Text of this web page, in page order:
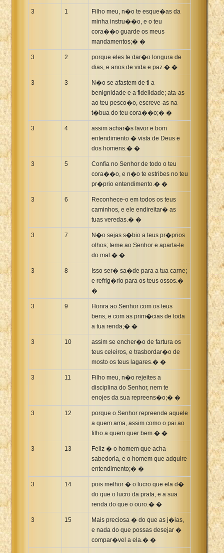
3 1
Filho meu, n�o te esque�as da
minha instru��o, e o teu
cora��o guarde os meus
mandamentos;� �
3 2
porque eles te dar�o longura de
dias, e anos de vida e paz.� �
3 3
N�o se afastem de ti a
benignidade e a fidelidade; ata-as
ao teu pesco�o, escreve-as na
t�bua do teu cora��o;� �
3 4
assim achar�s favor e bom
entendimento � vista de Deus e
dos homens.� �
3 5
Confia no Senhor de todo o teu
cora��o, e n�o te estribes no teu
pr�prio entendimento.� �
3 6
Reconhece-o em todos os teus
caminhos, e ele endireitar� as
tuas veredas.� �
3 7
N�o sejas s�bio a teus pr�prios
olhos; teme ao Senhor e aparta-te
do mal.� �
3 8
Isso ser� sa�de para a tua carne;
e refrig�rio para os teus ossos.�
�
3 9
Honra ao Senhor com os teus
bens, e com as prim�cias de toda
a tua renda;� �
3 10
assim se encher�o de fartura os
teus celeiros, e trasbordar�o de
mosto os teus lagares.� �
3 11
Filho meu, n�o rejeites a
disciplina do Senhor, nem te
enojes da sua repreens�o;� �
3 12
porque o Senhor repreende aquele
a quem ama, assim como o pai ao
filho a quem quer bem.� �
3 13
Feliz � o homem que acha
sabedoria, e o homem que adquire
entendimento;� �
3 14
pois melhor � o lucro que ela d�
do que o lucro da prata, e a sua
renda do que o ouro.� �
3 15
Mais preciosa � do que as j�ias,
e nada do que possas desejar �
compar�vel a ela.� �